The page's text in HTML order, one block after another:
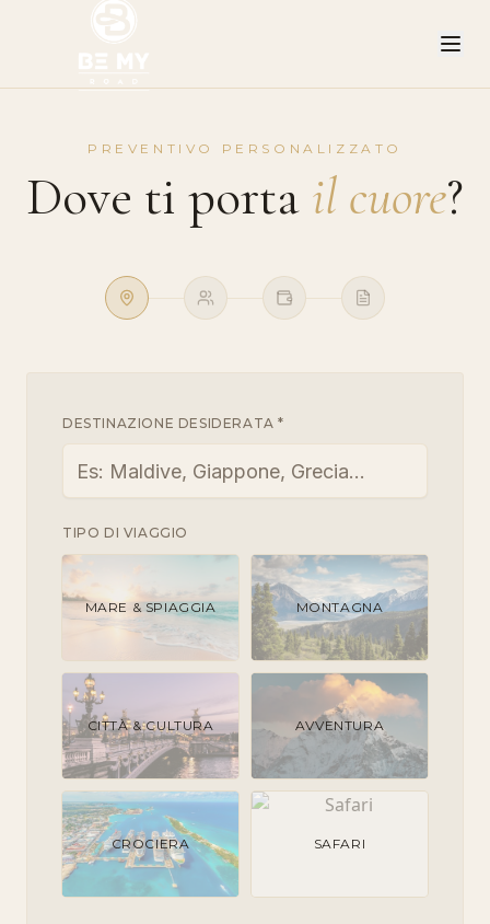
PREVENTIVO PERSONALIZZATO
Dove ti porta il cuore?
DESTINAZIONE DESIDERATA *
TIPO DI VIAGGIO
MARE & SPIAGGIA MONTAGNA
CITTÀ & CULTURA AVVENTURA
CROCIERA SAFARI